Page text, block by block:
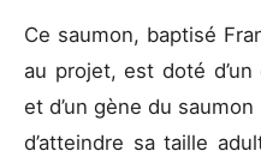
Ce saumon, baptisé
au projet, est doté
et d’un gène du
d’atteindre sa taille